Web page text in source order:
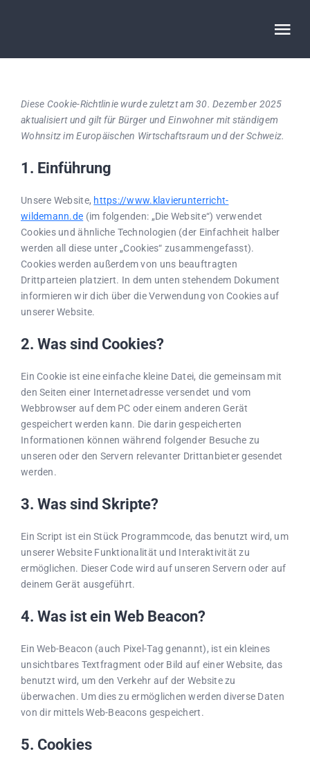
Anton Wildemann
Klavierunterricht
Preise und Konditionen
Aktuelles
Anfahrt und Kontakt
Diese Cookie-Richtlinie wurde zuletzt am 30. Dezember 2025
aktualisiert und gilt für Bürger und Einwohner mit ständigem
Wohnsitz im Europäischen Wirtschaftsraum und der Schweiz.
1. Einführung
Unsere Website, https://www.klavierunterricht-
wildemann.de (im folgenden: „Die Website“) verwendet
Cookies und ähnliche Technologien (der Einfachheit halber
werden all diese unter „Cookies“ zusammengefasst).
Cookies werden außerdem von uns beauftragten
Drittparteien platziert. In dem unten stehendem Dokument
informieren wir dich über die Verwendung von Cookies auf
unserer Website.
2. Was sind Cookies?
Ein Cookie ist eine einfache kleine Datei, die gemeinsam mit
den Seiten einer Internetadresse versendet und vom
Webbrowser auf dem PC oder einem anderen Gerät
gespeichert werden kann. Die darin gespeicherten
Informationen können während folgender Besuche zu
unseren oder den Servern relevanter Drittanbieter gesendet
werden.
3. Was sind Skripte?
Ein Script ist ein Stück Programmcode, das benutzt wird, um
unserer Website Funktionalität und Interaktivität zu
ermöglichen. Dieser Code wird auf unseren Servern oder auf
deinem Gerät ausgeführt.
4. Was ist ein Web Beacon?
Ein Web-Beacon (auch Pixel-Tag genannt), ist ein kleines
unsichtbares Textfragment oder Bild auf einer Website, das
benutzt wird, um den Verkehr auf der Website zu
überwachen. Um dies zu ermöglichen werden diverse Daten
von dir mittels Web-Beacons gespeichert.
5. Cookies